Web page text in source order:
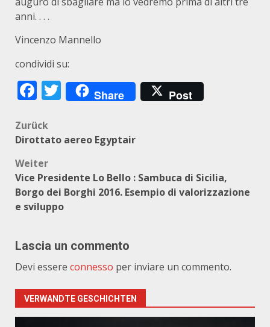
anni. . . .
Vincenzo Mannello
condividi su:
Facebook
Twitter
Share Post
Beitragsnavigation
Zurück
Dirottato aereo Egyptair
Weiter
Vice Presidente Lo Bello : Sambuca di Sicilia,
Borgo dei Borghi 2016. Esempio di valorizzazione
e sviluppo
Lascia un commento
Devi essere connesso per inviare un commento.
VERWANDTE GESCHICHTEN